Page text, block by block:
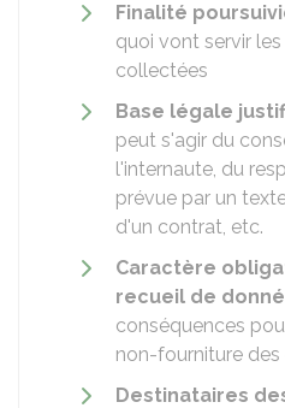
Finalité
quoi vont servir
collectées
Base légale
peut s'agir du
l'internaute, du
prévue par un
d'un contrat, etc.
Caractère
recueil de
conséquences
non-fourniture des
Destinataires